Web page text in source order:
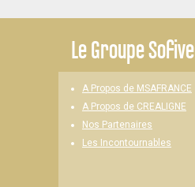
LeGroupe Sofive
A Propos de MSAFRANCE
A Propos de CREALIGNE
Nos Partenaires
Les Incontournables